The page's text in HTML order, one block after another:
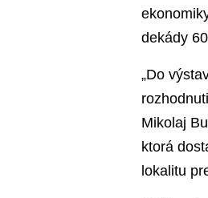
dekády
„Do
Mikolaj
ktorá
lokalitu